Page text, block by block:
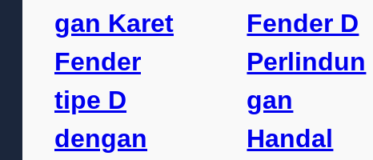
gan Karet
Fender
tipe D
dengan
Fender D
Perlindun
gan
Handal